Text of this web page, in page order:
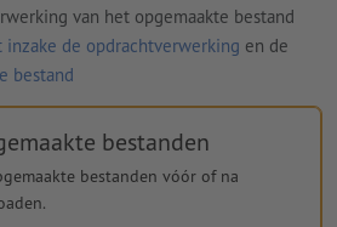
van het opgemaakte bestand
inzake de opdrachtverwerking en de
bestand
bestanden
bestanden vóór of na